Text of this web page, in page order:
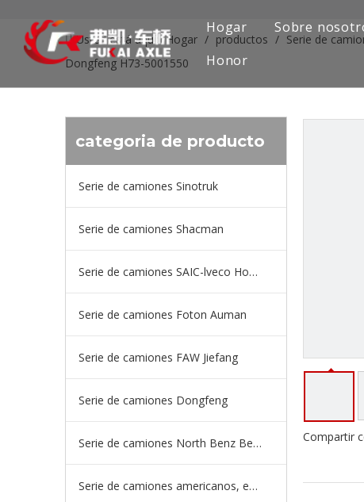
Hogar Sobre
Honor
Usted está aquí: Hogar / productos / Serie de
Dongfeng H73-5001550
categoria de producto
Serie de camiones Sinotruk
Serie de camiones Shacman
Serie de camiones SAIC-lveco Hongyan
Serie de camiones Foton Auman
Serie de camiones FAW Jiefang
Serie de camiones Dongfeng
Serie de camiones North Benz Beiben
Serie de camiones americanos, europeos y japoneses
Compartir